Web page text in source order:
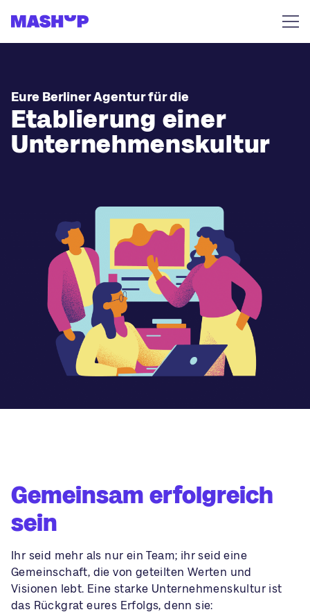
Eure Berliner Agentur für die
Etablierung einer
Unternehmenskultur
Gemeinsam erfolgreich
sein
Ihr seid mehr als nur ein Team; ihr seid eine
Gemeinschaft, die von geteilten Werten und
Visionen lebt. Eine starke Unternehmenskultur ist
das Rückgrat eures Erfolgs, denn sie: